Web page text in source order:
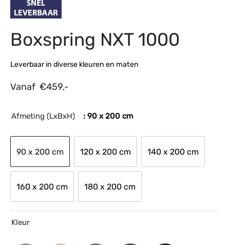
Boxspring NXT 1000
Leverbaar in diverse kleuren en maten
Vanaf €459,-
Afmeting (LxBxH) : 90 x 200 cm
90 x 200 cm 120 x 200 cm 140 x 200 cm
160 x 200 cm 180 x 200 cm
Kleur
toonmodel
PVC